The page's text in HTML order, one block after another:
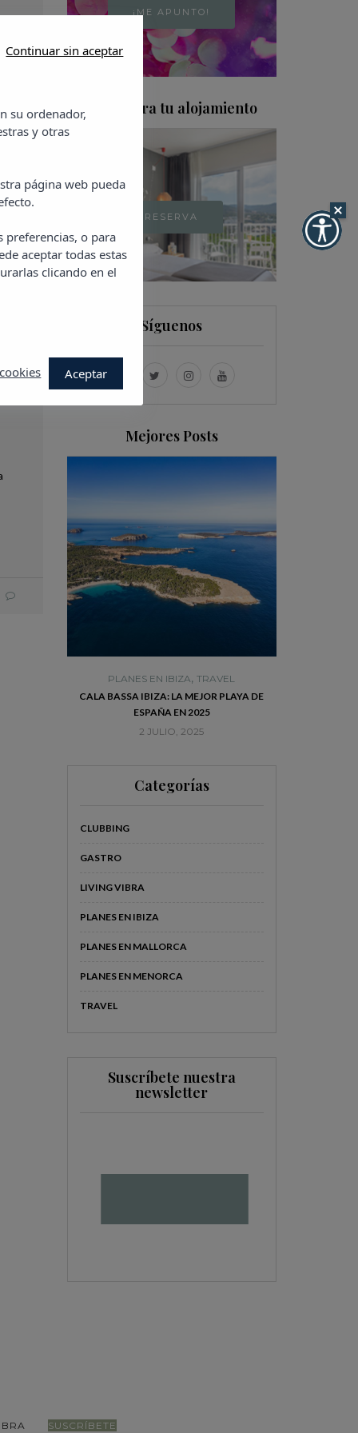
¡ME APUNTO!
Encuentra tu alojamiento
RESERVA
Síguenos
Mejores Posts
PLANES EN IBIZA,TRAVEL
CALA BASSA IBIZA: LA MEJOR PLAYA DE
ESPAÑA EN 2025
2 JULIO, 2025
Categorías
CLUBBING
GASTRO
LIVING VIBRA
PLANES EN IBIZA
PLANES EN MALLORCA
PLANES EN MENORCA
TRAVEL
Suscríbete nuestra
newsletter
SUSCRÍBETE
Continuar sin aceptar
su ordenador,
y otras
página web pueda
preferencias, o para
aceptar todas estas
clicando en el
Aceptar